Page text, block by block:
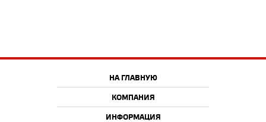
НА ГЛАВНУЮ
КОМПАНИЯ
ИНФОРМАЦИЯ